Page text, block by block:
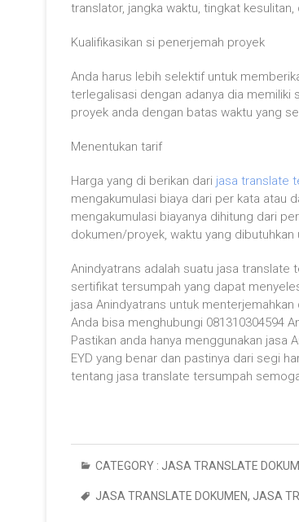
translator, jangka waktu, tingkat kesulitan,
Kualifikasikan si penerjemah proyek
Anda harus lebih selektif untuk
terlegalisasi dengan adanya dia memiliki
proyek anda dengan batas waktu yang
Menentukan tarif
Harga yang di berikan dari jasa translate
mengakumulasi biaya dari per kata atau
mengakumulasi biayanya dihitung dari
dokumen/proyek, waktu yang dibutuhkan
Anindyatrans adalah suatu jasa
sertifikat tersumpah yang dapat
jasa Anindyatrans untuk
Anda bisa menghubungi 081310304594
Pastikan anda hanya menggunakan jasa
EYD yang benar dan pastinya dari segi
tentang jasa translate tersumpah
CATEGORY : JASA TRANSLATE
JASA TRANSLATE DOKUMEN, JASA